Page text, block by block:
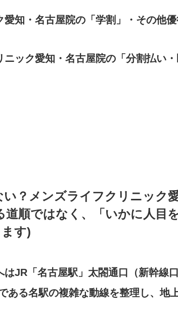
知・名古屋院の「学割」・その他
ック愛知・名古屋院の「分割払い
い？メンズライフクリニック
順ではなく、「いかに人目
す)
JR「名古屋駅」太閤通口（新幹線
ある名駅の複雑な動線を整理し、地